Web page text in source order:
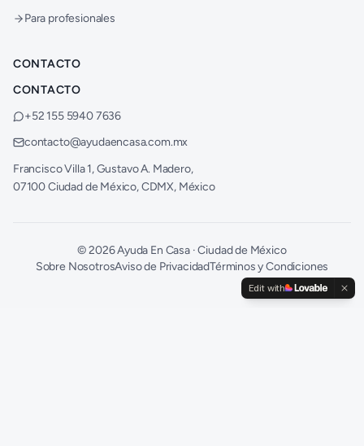
Para profesionales
CONTACTO
CONTACTO
+52 155 5940 7636
contacto@ayudaencasa.com.mx
Francisco Villa 1, Gustavo A. Madero,
07100 Ciudad de México, CDMX, México
©2026Ayuda En Casa · Ciudad de México
Sobre NosotrosAviso de PrivacidadTérminos y Condiciones
Edit with